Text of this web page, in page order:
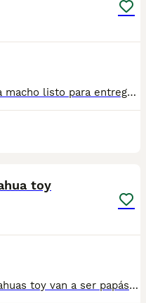
DISPONIBLE cachorro chihuahua macho listo para entregarla miniatura toy tamaño muy pequeño . FOTOS REALES. Tiene muy buen carácter criado en entorno familiar cariñosos y muy jugueton ideal para compañías se entrega revisado por nuestro veterinario desparacitado con dos vacunas. enseñado hacer sus necesidades en empapadera se envia a todas españa más información por WhatsApp o llamadas 602212186 saludo
toy
Gremmi y Milán nuestros chihuahuas toy van a ser papás! Gremmi de color crema un peso de 1,800kg y Milán de color choco merle y un peso de 1,950kg Con un carácter extraordinario, cariñosos,juguetones y divertidos. Abierto plazo de reserva Nuestros cachorros se entregan con: ->Pasaporte ->Chip ->Vacunas y desparasitaciones acorde a su edad -> Contrato de garantías víricas de 8 dias y genética de 1 año ->Factura Impuestos incluidos. Recogida en nuestras instalaciones o se envía por agencia especializada en mascotas (a cargo del comprador) ->Canes de Ensueño ->Núcleo Zoológico autorizado